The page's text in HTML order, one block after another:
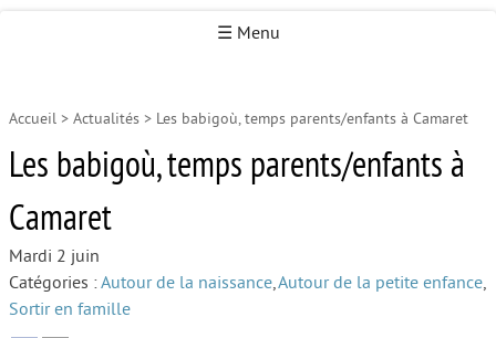
☰ Menu
Accueil
Autour de la naissance
Accueil > Actualités > Les babigoù, temps parents/enfants à Camaret
Les babigoù, temps parents/enfants à
Camaret
Mardi 2 juin
Catégories :Autour de la naissance,Autour de la petite enfance,
Sortir en famille